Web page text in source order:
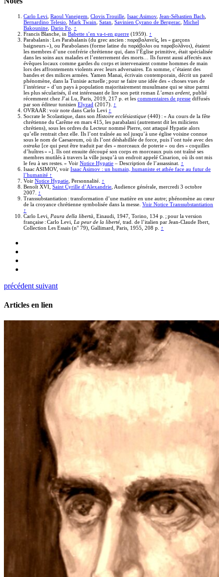
Carlo Levi Raoul Vaneigem Clovis Trouille Isaac Asimov, Jean-Sébastien Bach
Bernardino Telesio Mark Twain Satan Savinien Cyrano de Bergerac Michel
Bakounine Dario Fo
↑
Francis Blanche, in Babette s’en va-t-en guerre (1959). ↑
Parabalanis : Les Parabalanis (du grec ancien : παραβαλανεῖς, les « garçons
baigneurs »), ou Parabolanes (forme latine du παράβολοι ou παραβολᾶνοι), étaient
les membres d’une confrérie chrétienne qui, dans l’Église primitive, était spécialisée
dans les soins aux malades et l’enterrement des morts… Ils furent aussi affectés aux
évêques locaux comme gardes du corps et intervenaient comme hommes de main
lors des affrontements violents avec leurs adversaires. En somme, c’étaient des
bandes et des milices armées. Yamen Manai, écrivain contemporain, décrit un pareil
phénomène, dans la Tunisie actuelle ; pour se faire une idée des « choses vues de
l’intérieur » d’un pays à population majoritairement musulmane qui se situe parmi
les plus sécularisés, il est intéressant de lire son petit roman L’amas ardent, publié
récemment chez J’ai Lu, Paris, 2019, 217 p. et les commentaires de presse diffusés
par son éditeur tunisien Elyzad (2017). ↑
OVRAAR : voir note dans Carlo Levi ↑
Socrate le Scolastique, dans son Histoire ecclésiastique (440) : « Au cours de la fête
chrétienne du Carême en mars 415, les parabalani (autrement dit les miliciens
chrétiens), sous les ordres du Lecteur nommé Pierre, ont attaqué Hypatie alors
qu’elle rentrait chez elle. Ils l’ont traînée au sol jusqu’à une église voisine connue
sous le nom de Caesareum, où ils l’ont déshabillée de force, puis l’ont tuée avec des
ostraka [ce qui peut être traduit par des « morceaux de poterie » ou des « coquilles
d’huîtres » »]. Ils ont ensuite découpé son corps en morceaux puis ont traîné ses
membres mutilés à travers la ville jusqu’à un endroit appelé Cinarion, où ils ont mis
le feu à ses restes. » Voir Notice Hypatie – Description de l’assassinat. ↑
Isaac ASIMOV, voir Isaac Asimov : un humain, humaniste et athée face au futur de
l’humanité ↑
Voir Notice Hypatie , Personnalité. ↑
Benoît XVI, Saint Cyrille d’Alexandrie , Audience générale, mercredi 3 octobre
2007. ↑
Transsubstantiation : transformation d’une matière en une autre; phénomène au cœur
de la croyance chrétienne symbolisée dans la messe. Voir Notice Transsubstantiation
↑
Carlo Levi, Paura della libertà , Einaudi, 1947, Torino, 134 p. ; pour la version
française : Carlo Levi, La peur de la liberté , trad. de l’italien par Jean-Claude Ibert,
Collection Les Essais (n° 79), Gallimard, Paris, 1955, 208 p. ↑
précédent suivant
Articles en lien